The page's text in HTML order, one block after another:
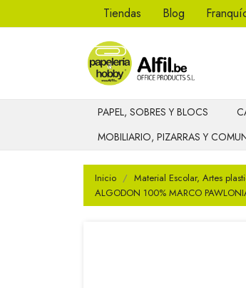
Tiendas Blog
PAPEL, SOBRES Y BLOCS
MOBILIARIO, PIZARRAS Y
Inicio Material Escolar, Artes
ALGODON 100% MARCO